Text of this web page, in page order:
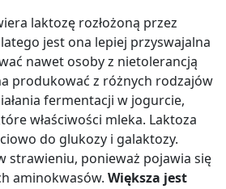
laktozę rozłożoną przez
jest ona lepiej przyswajalna
nawet osoby z nietolerancją
produkować z różnych rodzajów
fermentacji w jogurcie,
właściwości mleka. Laktoza
do glukozy i galaktozy.
strawieniu, ponieważ pojawia się
aminokwasów. Większa jest